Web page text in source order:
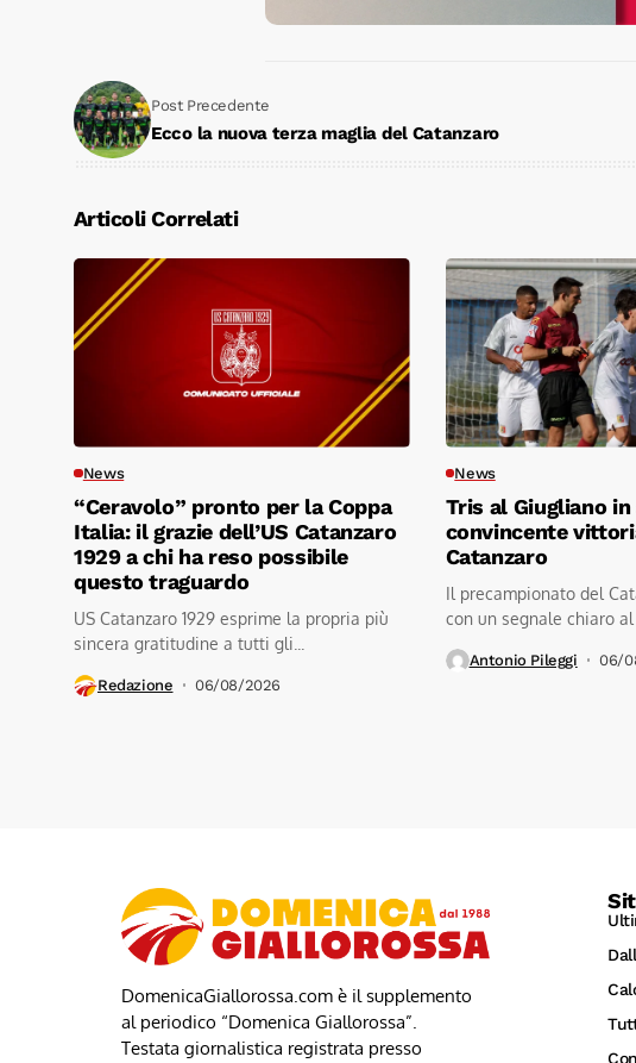
Post Precedente
Ecco la nuova terza maglia del Catanzaro
Articoli Correlati
News
“Ceravolo” pronto per la Coppa
Italia: il grazie dell’US Catanzaro
1929 a chi ha reso possibile
questo traguardo
US Catanzaro 1929 esprime la propria più
sincera gratitudine a tutti gli...
Redazione 06/08/2026
News
Tris al Giugliano
convincente
Catanzaro
Il precampionato del
con un segnale chiaro
Antonio Pileggi 06/
DomenicaGiallorossa.com è il supplemento
al periodico “Domenica Giallorossa”.
Testata giornalistica registrata presso